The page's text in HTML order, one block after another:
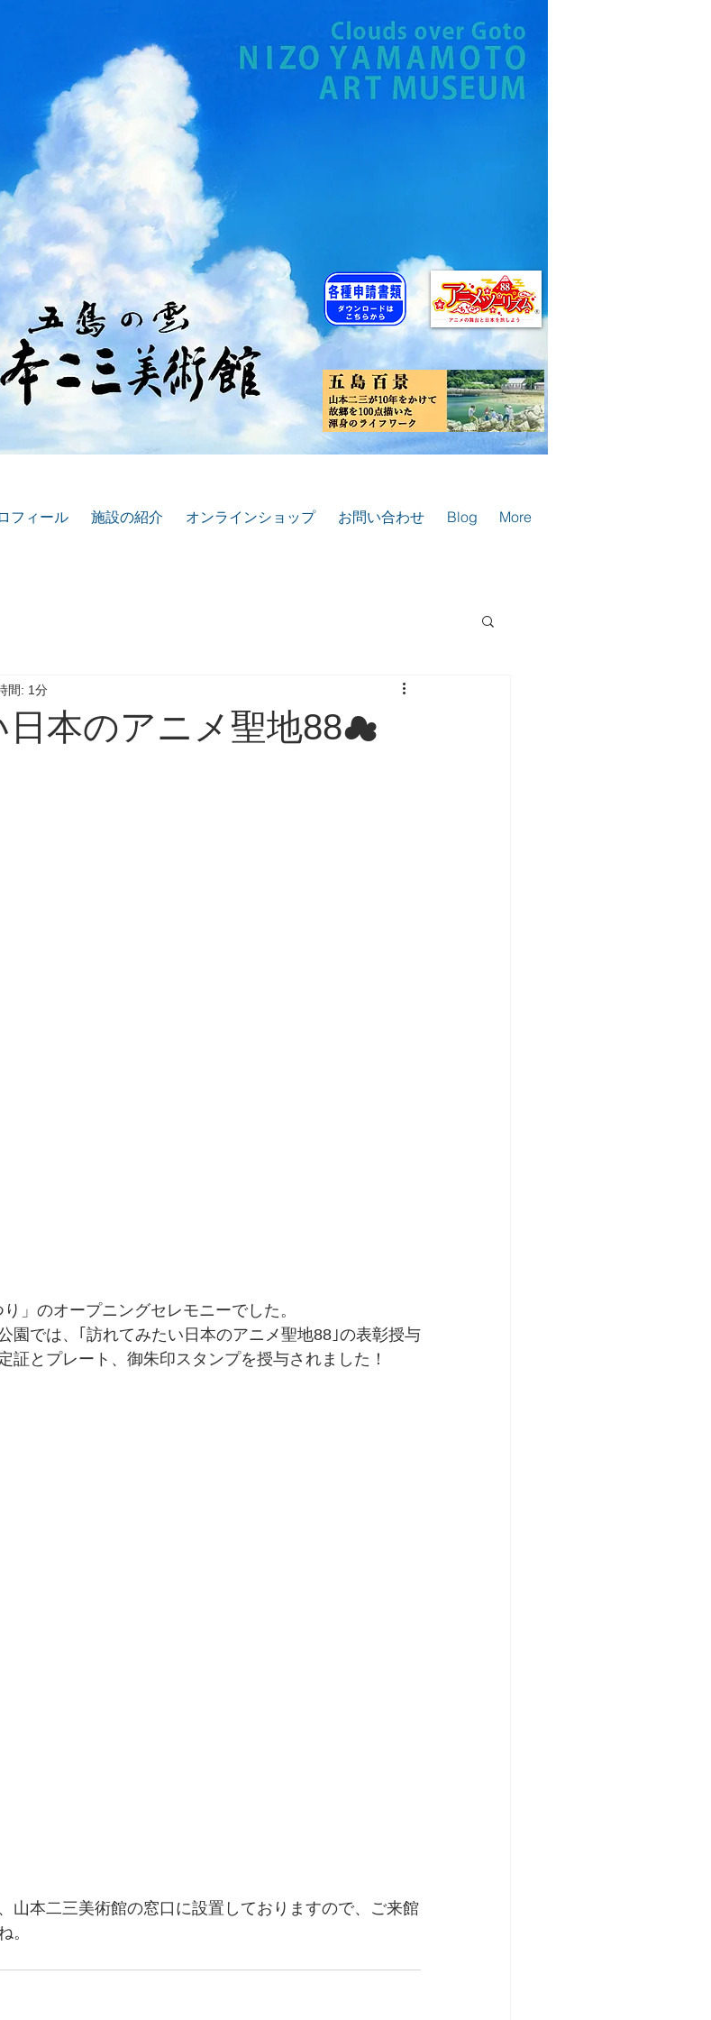
フィール 施設の紹介 オンラインショップ お問い合わせ Blog More
本のアニメ聖地88☁
間: 1分
」のオープニングセレモニーでした。
園では、｢訪れてみたい日本のアニメ聖地88｣の表彰授与
証とプレート、御朱印スタンプを授与されました！
山本二三美術館の窓口に設置しておりますので、ご来館
。